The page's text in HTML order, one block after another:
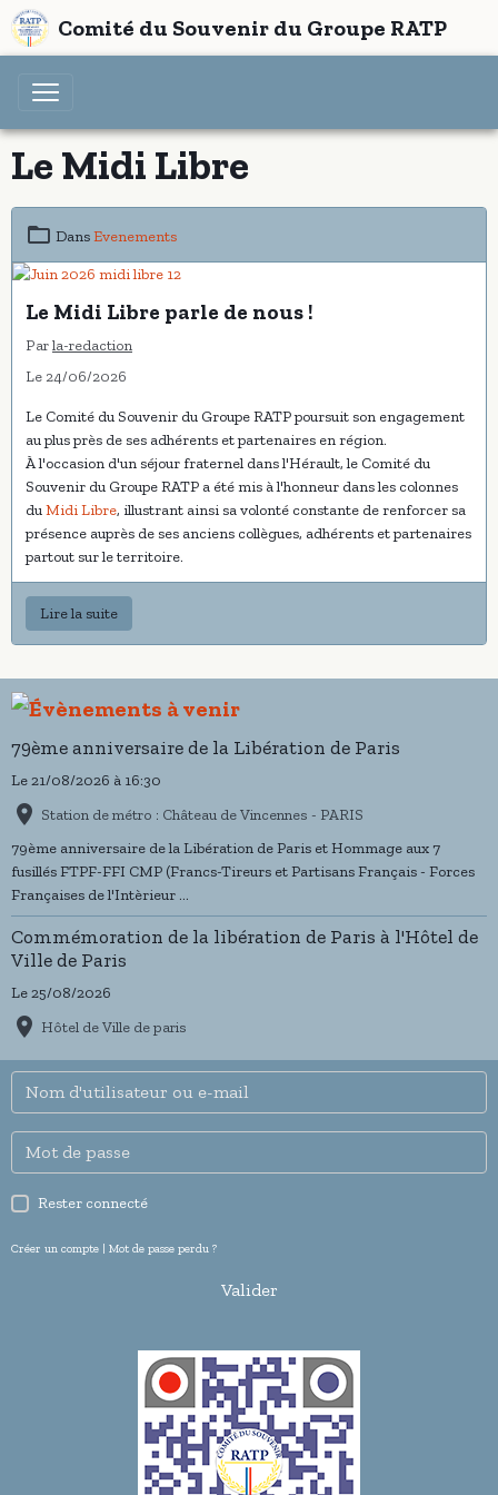
Comité du Souvenir du Groupe RATP
Le Midi Libre
DansEvenements
Le Midi Libre parle de nous !
Parla-redaction
Le 24/06/2026
Le Comité du Souvenir du Groupe RATP poursuit son engagement
au plus près de ses adhérents et partenaires en région.
À l'occasion d'un séjour fraternel dans l'Hérault, le Comité du
Souvenir du Groupe RATP a été mis à l'honneur dans les colonnes
duMidi Libre, illustrant ainsi sa volonté constante de renforcer sa
présence auprès de ses anciens collègues, adhérents et partenaires
partout sur le territoire.
Lire la suite
79ème anniversaire de la Libération de Paris
Le 21/08/2026 à 16:30
Station de métro : Château de Vincennes - PARIS
79ème anniversaire de la Libération de Paris et Hommage aux 7
fusillés FTPF-FFI CMP (Francs-Tireurs et Partisans Français - Forces
Françaises de l'Intèrieur ...
Commémoration de la libération de Paris à l'Hôtel de
Ville de Paris
Le 25/08/2026
Hôtel de Ville de paris
Rester connecté
Créer un compte | Mot de passe perdu ?
Valider